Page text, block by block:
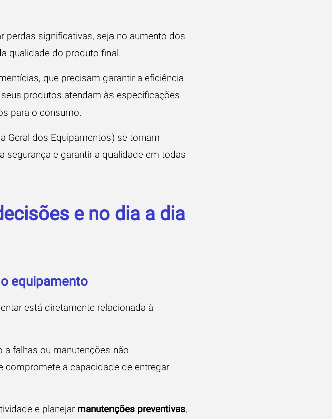
perdas significativas, seja no aumento dos
qualidade do produto final.
que precisam garantir a eficiência
produtos atendam às especificações
para o consumo.
Geral dos Equipamentos) se tornam
segurança e garantir a qualidade em todas
e no dia a dia
equipamento
está diretamente relacionada à
falhas ou manutenções não
compromete a capacidade de entregar
e planejar manutenções preventivas,